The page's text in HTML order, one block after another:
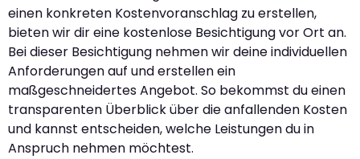
einen konkreten Kostenvoranschlag zu erstellen,
bieten wir dir eine kostenlose Besichtigung vor Ort an.
Bei dieser Besichtigung nehmen wir deine individuellen
Anforderungen auf und erstellen ein
maßgeschneidertes Angebot. So bekommst du einen
transparenten Überblick über die anfallenden Kosten
und kannst entscheiden, welche Leistungen du in
Anspruch nehmen möchtest.